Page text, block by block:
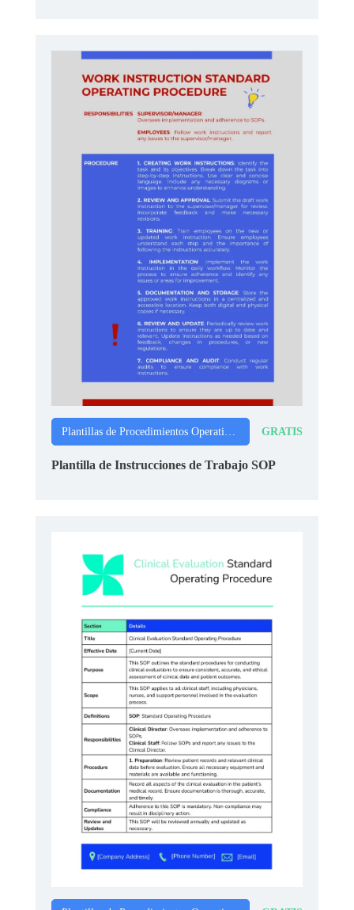
Plantillas de Procedimientos Operativos Estándar GRATIS
Plantilla de Instrucciones de Trabajo SOP